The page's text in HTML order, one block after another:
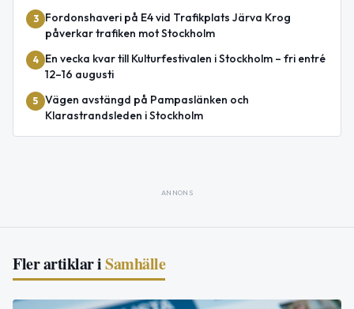
3
Fordonshaveri på E4 vid Trafikplats Järva Krog
påverkar trafiken mot Stockholm
4
En vecka kvar till Kulturfestivalen i Stockholm – fri entré
12–16 augusti
5 Vägen avstängd på Pampaslänken och
Klarastrandsleden i Stockholm
ANNONS
Fler artiklar iSamhälle